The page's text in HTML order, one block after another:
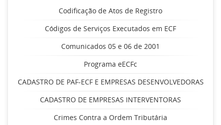
Codificação de Atos de Registro
Códigos de Serviços Executados em ECF
Comunicados 05 e 06 de 2001
Programa eECFc
CADASTRO DE PAF-ECF E EMPRESAS DESENVOLVEDORAS
CADASTRO DE EMPRESAS INTERVENTORAS
Crimes Contra a Ordem Tributária